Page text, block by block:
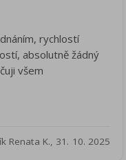
rychlostí
absolutně žádný
všem
Renata K., 31. 10. 2025